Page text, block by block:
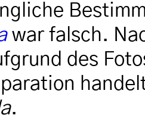
war falsch.
des
.